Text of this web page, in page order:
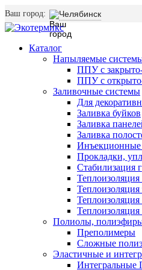
Ваш город: Челябинск
Каталог
Напыляемые
ППУ с закрыто-
ППУ с
Заливочные системы
Для
Заливка буйков
Заливка
Заливка
Инъекционные
Прокладки,
Стабилизация
Теплоизоляция
Теплоизоляция
Теплоизоляция
Полиолы,
Преполимеры
Сложные
Эластичные и